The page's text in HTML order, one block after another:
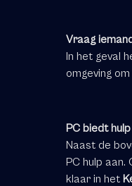
Vraag
In het geval
omgeving
PC biedt
Naast de
PC hulp aan.
klaar in het